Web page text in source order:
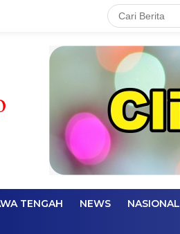
TENGAH NEWS NASIONAL